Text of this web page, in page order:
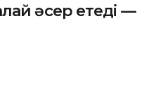
әсер етеді —